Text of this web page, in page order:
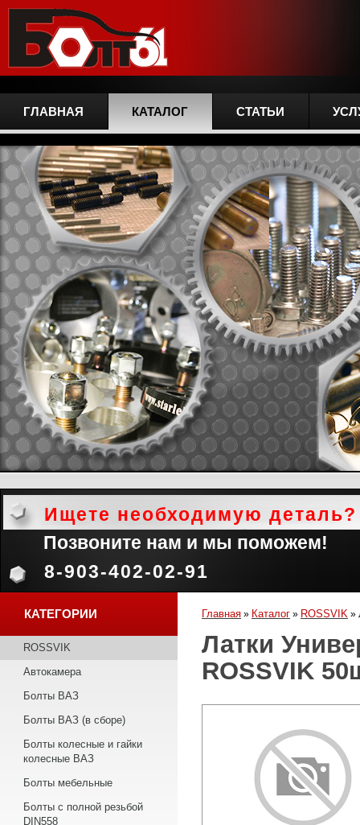
ГЛАВНАЯ КАТАЛОГ СТАТЬИ
Ищете необходимую деталь?
Позвоните нам и мы поможем!
8-903-402-02-91
КАТЕГОРИИ
ROSSVIK
Автокамера
Болты ВАЗ
Болты ВАЗ (в сборе)
Болты колесные и гайки
колесные ВАЗ
Болты мебельные
Болты с полной резьбой
DIN558
Главная » Каталог » ROSSVIK »
Латки
ROSSVIK